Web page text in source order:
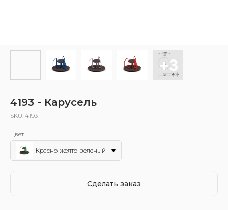
4193 - Карусель
SKU: 4193
Цвет
Красно-желто-зеленый
Сделать заказ